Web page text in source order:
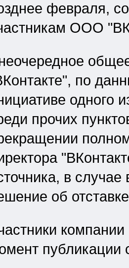
февраля,
ООО
по
одного
прочих
в
об
публикации